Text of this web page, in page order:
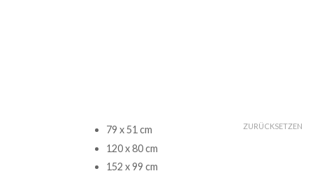
79 x 51 cm
120 x 80 cm
152 x 99 cm
ZURÜCKSETZEN